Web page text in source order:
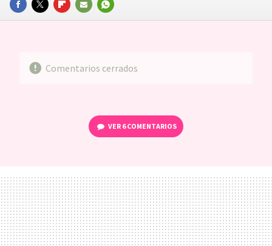
FACEBOOKTWITTERFLIPBOARD
E-
WHATSAPP
Comentarios cerrados
VER 6 COMENTARIOS